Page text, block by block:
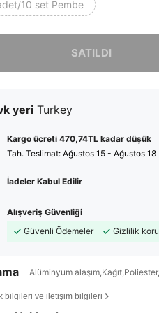
10 set Pembe
SATILDI
yeri Turkey
Kargo ücreti 470,74TL kadar düşük
Tah. Teslimat: Ağustos 15 - Ağustos 18
İadeler Kabul Edilir
Alışveriş Güvenliği
Güvenli Ödemeler
Gizlilik
Alüminyum
bilgileri ve iletişim bilgileri